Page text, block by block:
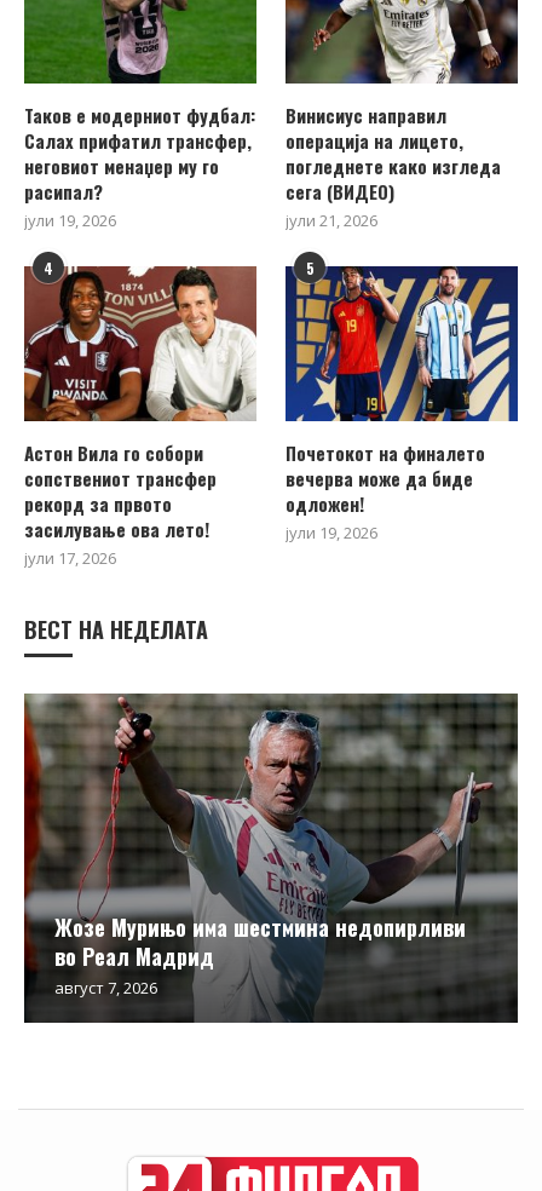
Таков е модерниот фудбал:
Салах прифатил трансфер,
неговиот менаџер му го
расипал?
јули 19, 2026
Винисиус направил
операција на лицето,
погледнете како изгледа
сега (ВИДЕО)
јули 21, 2026
4
Астон Вила го собори
сопствениот трансфер
рекорд за првото
засилување ова лето!
јули 17, 2026
5
Почетокот на финалето
вечерва може да биде
одложен!
јули 19, 2026
ВЕСТ НА НЕДЕЛАТА
Жозе Мурињо има шестмина недопирливи
во Реал Мадрид
август 7, 2026